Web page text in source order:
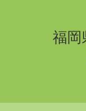
福岡